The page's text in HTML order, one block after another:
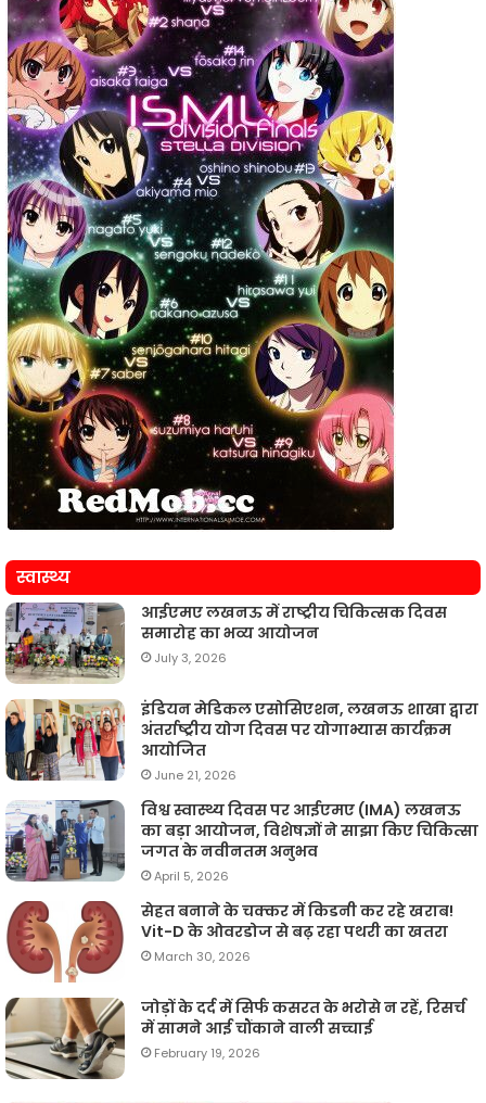
स्वास्थ्य
आईएमए लखनऊ में राष्ट्रीय चिकित्सक दिवस
समारोह का भव्य आयोजन
July 3, 2026
इंडियन मेडिकल एसोसिएशन, लखनऊ शाखा द्वारा
अंतर्राष्ट्रीय योग दिवस पर योगाभ्यास कार्यक्रम
आयोजित
June 21, 2026
विश्व स्वास्थ्य दिवस पर आईएमए (IMA) लखनऊ
का बड़ा आयोजन, विशेषज्ञों ने साझा किए चिकित्सा
जगत के नवीनतम अनुभव
April 5, 2026
सेहत बनाने के चक्कर में किडनी कर रहे खराब!
Vit-D के ओवरडोज से बढ़ रहा पथरी का खतरा
March 30, 2026
जोड़ों के दर्द में सिर्फ कसरत के भरोसे न रहें, रिसर्च
में सामने आई चौंकाने वाली सच्चाई
February 19, 2026